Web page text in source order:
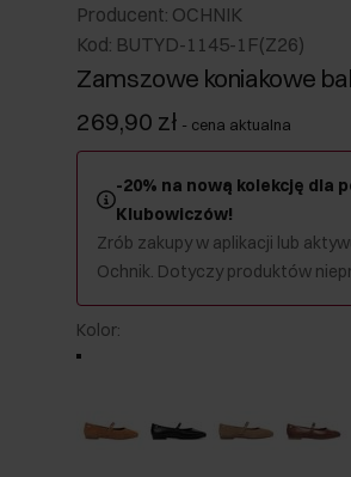
Producent: OCHNIK
Kod: BUTYD-1145-1F(Z26)
Zamszowe koniakowe
269,90 zł - cena aktualna
-20% na nową kolekcję dla
Klubowiczów!
Zrób zakupy w aplikacji lub
Ochnik. Dotyczy produktów
Kolor: